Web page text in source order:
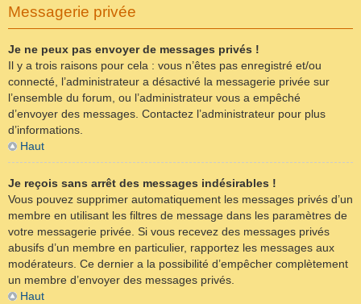
Messagerie privée
Je ne peux pas envoyer de messages privés !
Il y a trois raisons pour cela : vous n’êtes pas enregistré et/ou
connecté, l’administrateur a désactivé la messagerie privée sur
l’ensemble du forum, ou l’administrateur vous a empêché
d’envoyer des messages. Contactez l’administrateur pour plus
d’informations.
Haut
Je reçois sans arrêt des messages indésirables !
Vous pouvez supprimer automatiquement les messages privés d’un
membre en utilisant les filtres de message dans les paramètres de
votre messagerie privée. Si vous recevez des messages privés
abusifs d’un membre en particulier, rapportez les messages aux
modérateurs. Ce dernier a la possibilité d’empêcher complètement
un membre d’envoyer des messages privés.
Haut